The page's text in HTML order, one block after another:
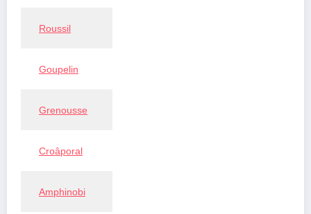
Roussil
Goupelin
Grenousse
Croâporal
Amphinobi